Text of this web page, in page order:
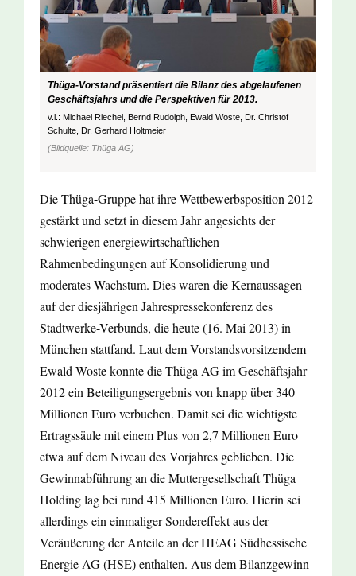
Thüga-Vorstand präsentiert die Bilanz des abgelaufenen
Geschäftsjahrs und die Perspektiven für 2013.
v.l.: Michael Riechel, Bernd Rudolph, Ewald Woste, Dr. Christof
Schulte, Dr. Gerhard Holtmeier
(Bildquelle: Thüga AG)
Die Thüga-Gruppe hat ihre Wettbewerbsposition 2012
gestärkt und setzt in diesem Jahr angesichts der
schwierigen energiewirtschaftlichen
Rahmenbedingungen auf Konsolidierung und
moderates Wachstum. Dies waren die Kernaussagen
auf der diesjährigen Jahrespressekonferenz des
Stadtwerke-Verbunds, die heute (16. Mai 2013) in
München stattfand. Laut dem Vorstandsvorsitzendem
Ewald Woste konnte die Thüga AG im Geschäftsjahr
2012 ein Beteiligungsergebnis von knapp über 340
Millionen Euro verbuchen. Damit sei die wichtigste
Ertragssäule mit einem Plus von 2,7 Millionen Euro
etwa auf dem Niveau des Vorjahres geblieben. Die
Gewinnabführung an die Muttergesellschaft Thüga
Holding lag bei rund 415 Millionen Euro. Hierin sei
allerdings ein einmaliger Sondereffekt aus der
Veräußerung der Anteile an der HEAG Südhessische
Energie AG (HSE) enthalten. Aus dem Bilanzgewinn